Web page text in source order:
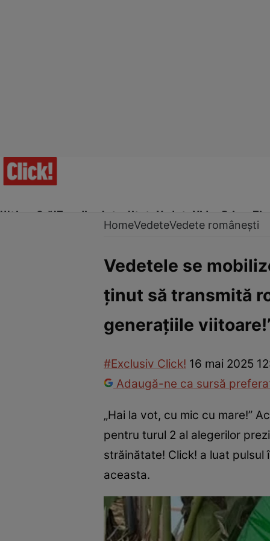
Ultima Oră!Trending Actualitate Vedete Video Prime
Vedete internaționaleVedete româneștiInterviurile
HomeVedeteVedete românești
Vedetele se
ținut să transmită
generațiile
#Exclusiv Click! 16 mai 2025
Adaugă-ne ca sursă
„Hai la vot, cu mic cu mare!”
pentru turul 2 al alegerilor
străinătate! Click! a luat
aceasta.